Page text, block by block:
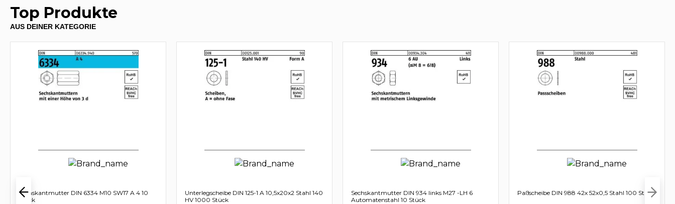
Top Produkte
AUS DEINER KATEGORIE
Sechskantmutter DIN 6334 M10 SW17 A 4 10
Stück
Unterlegscheibe DIN 125-1 A 10,5x20x2 Stahl 140
HV 1000 Stück
Sechskantmutter DIN 934 links M27 -LH 6
Automatenstahl 10 Stück
Paßscheibe DIN 988 42x 52x0,5 Stahl 100 Stück